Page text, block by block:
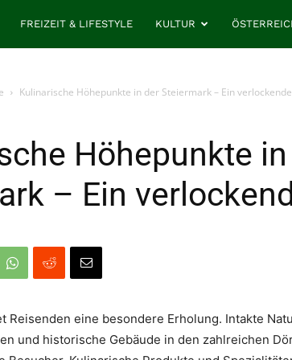
DieFREIZEIT & LIFESTYLE KULTUR
Kulinarische Höhepunkte in der Steiermark – Ein
Höhepunkte
– Ein
Reisenden eine besondere Erholung. Intakte
und historische Gebäude in den zahlreichen